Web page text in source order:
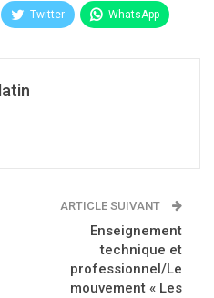
Twitter WhatsApp
ARTICLE SUIVANT
Enseignement
technique et
professionnel/Le
mouvement « Les